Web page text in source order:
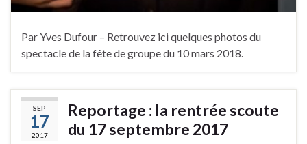
Par Yves Dufour – Retrouvez ici quelques photos du
spectacle de la fête de groupe du 10 mars 2018.
SEP
17
2017
Reportage : la rentrée scoute
du 17 septembre 2017